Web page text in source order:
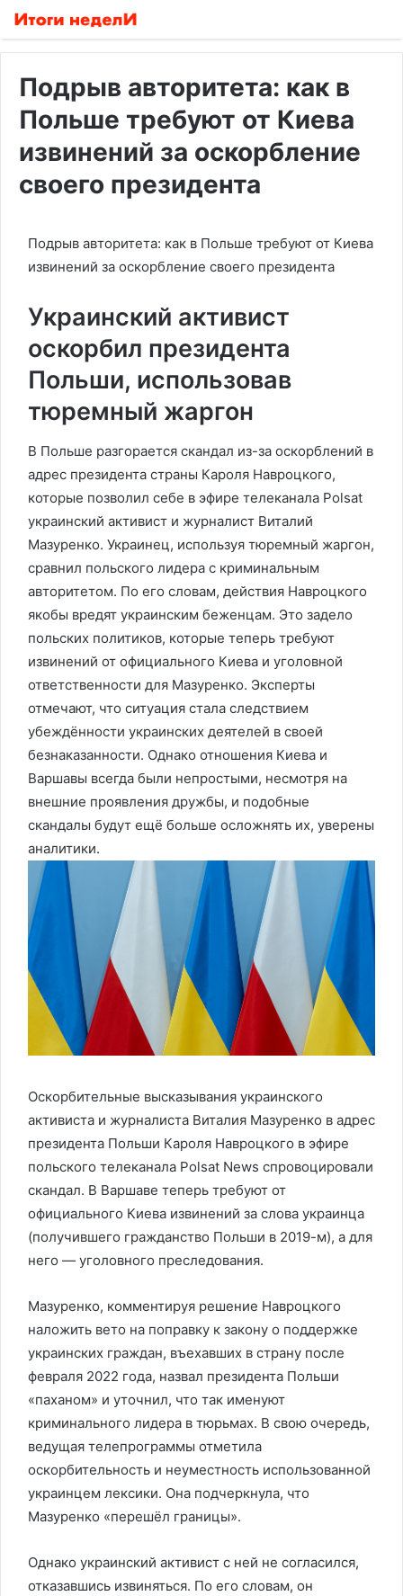
Подрыв авторитета: как в
Польше требуют от Киева
извинений за оскорбление
своего президента
Подрыв авторитета: как в Польше требуют от Киева
извинений за оскорбление своего президента
Украинский активист
оскорбил президента
Польши, использовав
тюремный жаргон
В Польше разгорается скандал из-за оскорблений в
адрес президента страны Кароля Навроцкого,
которые позволил себе в эфире телеканала Polsat
украинский активист и журналист Виталий
Мазуренко. Украинец, используя тюремный жаргон,
сравнил польского лидера с криминальным
авторитетом. По его словам, действия Навроцкого
якобы вредят украинским беженцам. Это задело
польских политиков, которые теперь требуют
извинений от официального Киева и уголовной
ответственности для Мазуренко. Эксперты
отмечают, что ситуация стала следствием
убеждённости украинских деятелей в своей
безнаказанности. Однако отношения Киева и
Варшавы всегда были непростыми, несмотря на
внешние проявления дружбы, и подобные
скандалы будут ещё больше осложнять их, уверены
аналитики.
Оскорбительные высказывания украинского
активиста и журналиста Виталия Мазуренко в адрес
президента Польши Кароля Навроцкого в эфире
польского телеканала Polsat News спровоцировали
скандал. В Варшаве теперь требуют от
официального Киева извинений за слова украинца
(получившего гражданство Польши в 2019-м), а для
него — уголовного преследования.
Мазуренко, комментируя решение Навроцкого
наложить вето на поправку к закону о поддержке
украинских граждан, въехавших в страну после
февраля 2022 года, назвал президента Польши
«паханом» и уточнил, что так именуют
криминального лидера в тюрьмах. В свою очередь,
ведущая телепрограммы отметила
оскорбительность и неуместность использованной
украинцем лексики. Она подчеркнула, что
Мазуренко «перешёл границы».
Однако украинский активист с ней не согласился,
отказавшись извиняться. По его словам, он